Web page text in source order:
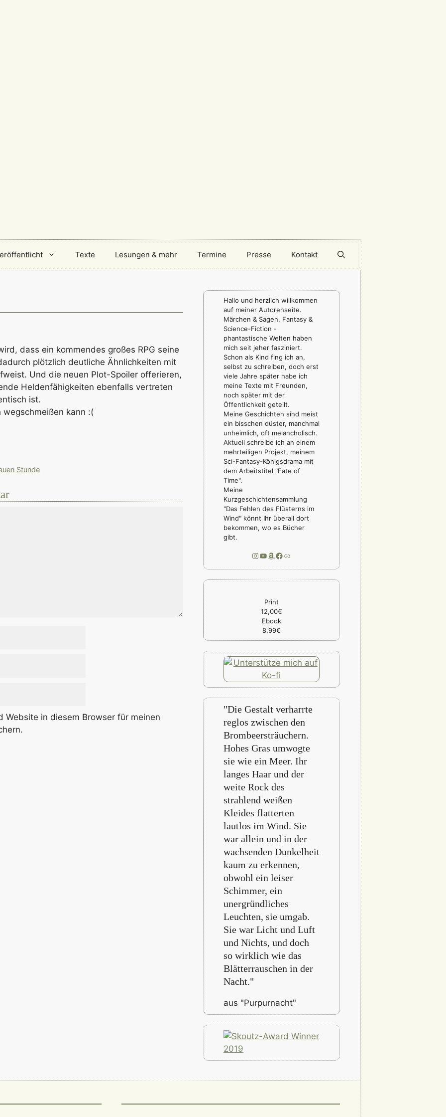
Texte Lesungen & mehr Termine Presse Kontakt
dass ein kommendes großes RPG seine
plötzlich deutliche Ähnlichkeiten mit
Und die neuen Plot-Spoiler offerieren,
Heldenfähigkeiten ebenfalls vertreten
ist.
kann :(
Stunde
Website in diesem Browser für meinen
Hallo und herzlich willkommen
auf meiner Autorenseite.
Märchen & Sagen, Fantasy &
Science-Fiction -
phantastische Welten haben
mich seit jeher fasziniert.
Schon als Kind fing ich an,
selbst zu schreiben, doch erst
viele Jahre später habe ich
meine Texte mit Freunden,
noch später mit der
Öffentlichkeit geteilt.
Meine Geschichten sind meist
ein bisschen düster, manchmal
unheimlich, oft melancholisch.
Aktuell schreibe ich an einem
mehrteiligen Projekt, meinem
Sci-Fantasy-Königsdrama mit
dem Arbeitstitel "Fate of
Time".
Meine
Kurzgeschichtensammlung
"Das Fehlen des Flüsterns im
Wind" könnt Ihr überall dort
bekommen, wo es Bücher
gibt.
Instagram
YouTube
Amazon
Facebook
Link
Print
12,00€
Ebook
8,99€
"Die Gestalt verharrte
reglos zwischen den
Brombeersträuchern.
Hohes Gras umwogte
sie wie ein Meer. Ihr
langes Haar und der
weite Rock des
strahlend weißen
Kleides flatterten
lautlos im Wind. Sie
war allein und in der
wachsenden Dunkelheit
kaum zu erkennen,
obwohl ein leiser
Schimmer, ein
unergründliches
Leuchten, sie umgab.
Sie war Licht und Luft
und Nichts, und doch
so wirklich wie das
Blätterrauschen in der
Nacht."
aus "Purpurnacht"